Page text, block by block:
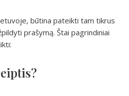
būtina pateikti tam tikrus
prašymą. Štai pagrindiniai